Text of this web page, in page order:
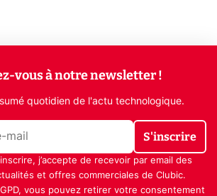
vous à notre newsletter !
quotidien de l'actu technologique.
S'inscrire
j’accepte de recevoir par email des
et offres commerciales de Clubic.
vous pouvez retirer votre consentement